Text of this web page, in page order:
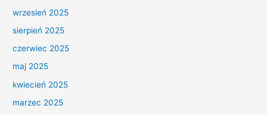
wrzesień 2025
sierpień 2025
czerwiec 2025
maj 2025
kwiecień 2025
marzec 2025